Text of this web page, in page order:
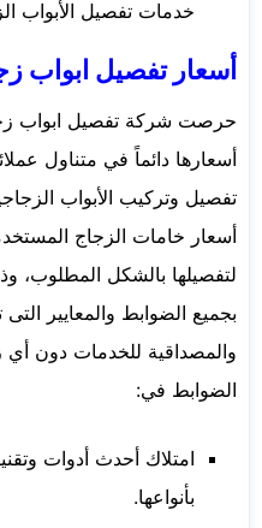
خدمات تفصيل الأبواب
أسعار تفصيل ابواب
حرصت شركة تفصيل ابواب
أسعارها دائماً في متناول
تفصيل وتركيب الأبواب
أسعار خامات الزجاج
لتفصيلها بالشكل المطلوب،
بجميع الضوابط والمعايير
والمصداقية للخدمات دون أي
الضوابط في:
امتلاك أحدث أدوات
بأنواعها.